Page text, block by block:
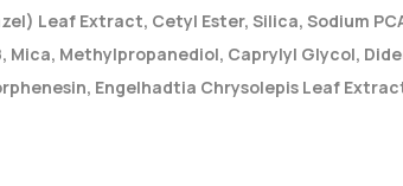
Leaf Extract, Cetyl Ester, Silica, Sodium
Methylpropanediol, Caprylyl Glycol,
Engelhadtia Chrysolepis Leaf